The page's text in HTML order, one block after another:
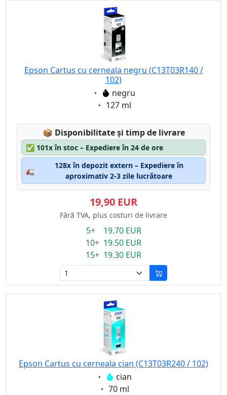
Epson Cartus cu cerneala negru (C13T03R140 /
102)
Eigenschaft:
negru
Eigenschaft:
127 ml
📦 Lagerstatus:
Disponibilitate și timp de livrare
✅ 101x în stoc – Expediere în 24 de ore
🚛
128x în depozit extern – Expediere în
aproximativ 2-3 zile lucrătoare
19,90 EUR
Fără TVA, plus costuri de livrare
5+ 19.70 EUR
10+ 19.50 EUR
15+ 19.30 EUR
Epson Cartus cu cerneala cian (C13T03R240 / 102)
Eigenschaft:
cian
Eigenschaft:
70 ml